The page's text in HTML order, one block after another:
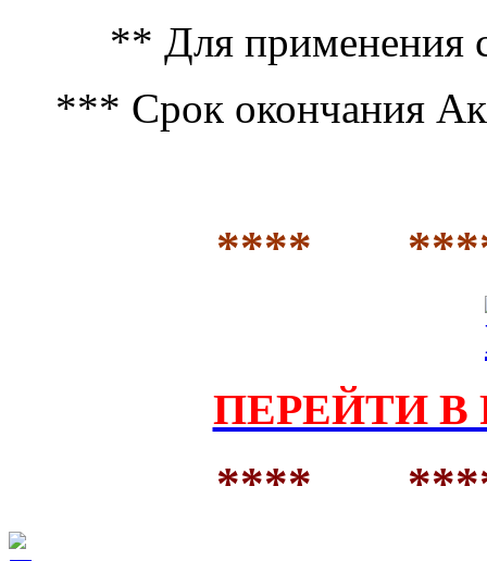
** Для применения
*** Срок окончания
****
ПЕРЕЙТИ В
****